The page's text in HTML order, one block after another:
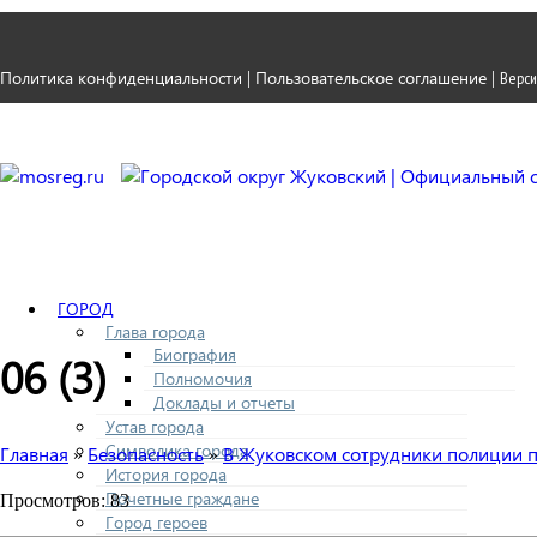
Политика конфиденциальности | Пользовательское соглашение |
ГОРОД
Глава города
Биография
Полномочия
Доклады и отчеты
Устав города
Символика города
История города
Почетные граждане
Город героев
06 (3)
Главная » Безопасность»В Жуковском сотрудники полиции
Просмотров: 83